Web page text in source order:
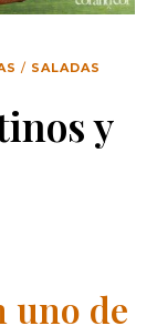
/ SALADAS
y
uno de